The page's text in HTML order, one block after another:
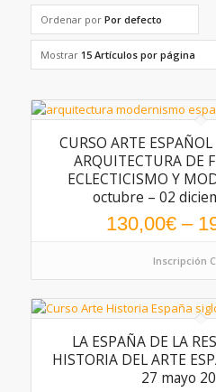
Ordenar por Por defecto
Mostrar 15 Artículos por página
CURSO ARTE
ARQUITECTURA DE
ECLECTICISMO Y
octubre – 02
130,00€–
Inscripción
LA ESPAÑA DE LA
HISTORIA DEL ARTE
27 mayo